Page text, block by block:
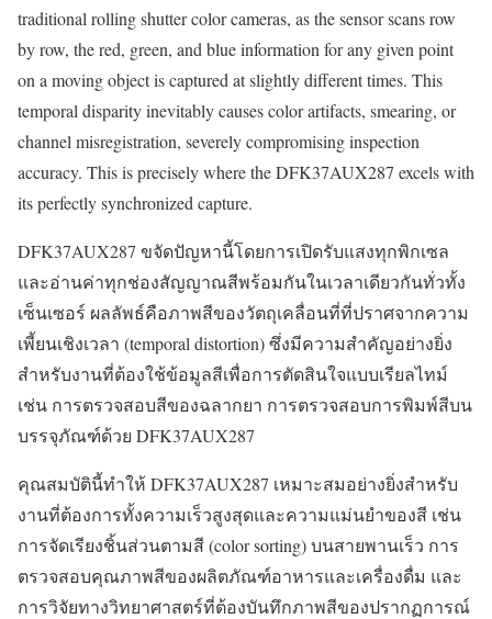
traditional rolling shutter color cameras, as the sensor scans row
by row, the red, green, and blue information for any given point
on a moving object is captured at slightly different times. This
temporal disparity inevitably causes color artifacts, smearing, or
channel misregistration, severely compromising inspection
accuracy. This is precisely where the DFK37AUX287 excels with
its perfectly synchronized capture.
DFK37AUX287 ขจัดปัญหานี้โดยการเปิดรับแสงทุกพิกเซล
และอ่านค่าทุกช่องสัญญาณสีพร้อมกันในเวลาเดียวกันทั่วทั้ง
เซ็นเซอร์ ผลลัพธ์คือภาพสีของวัตถุเคลื่อนที่ที่ปราศจากความ
เพี้ยนเชิงเวลา (temporal distortion) ซึ่งมีความสำคัญอย่างยิ่ง
สำหรับงานที่ต้องใช้ข้อมูลสีเพื่อการตัดสินใจแบบเรียลไทม์
เช่น การตรวจสอบสีของฉลากยา การตรวจสอบการพิมพ์สีบน
บรรจุภัณฑ์ด้วย DFK37AUX287
คุณสมบัตินี้ทำให้ DFK37AUX287 เหมาะสมอย่างยิ่งสำหรับ
งานที่ต้องการทั้งความเร็วสูงสุดและความแม่นยำของสี เช่น
การจัดเรียงชิ้นส่วนตามสี (color sorting) บนสายพานเร็ว การ
ตรวจสอบคุณภาพสีของผลิตภัณฑ์อาหารและเครื่องดื่ม และ
การวิจัยทางวิทยาศาสตร์ที่ต้องบันทึกภาพสีของปรากฏการณ์